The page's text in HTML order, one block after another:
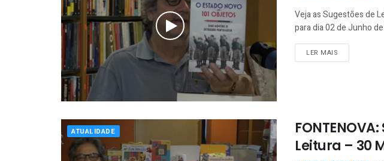
Veja as Sugestões de
para dia 02 de Junho
LER MAIS
ATUALIDADE
Leitura – 30